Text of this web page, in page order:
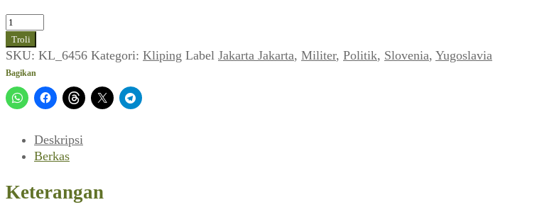
Kuantitas
Skandal
Rahasia
Dokumen
Militer
(Jakarta-
Agustus
1988)
Troli
SKU: KL_6456 Kategori: Kliping Label Jakarta Jakarta, Militer, Politik, Slovenia, Yugoslavia
Bagikan
Deskripsi
Berkas
Keterangan